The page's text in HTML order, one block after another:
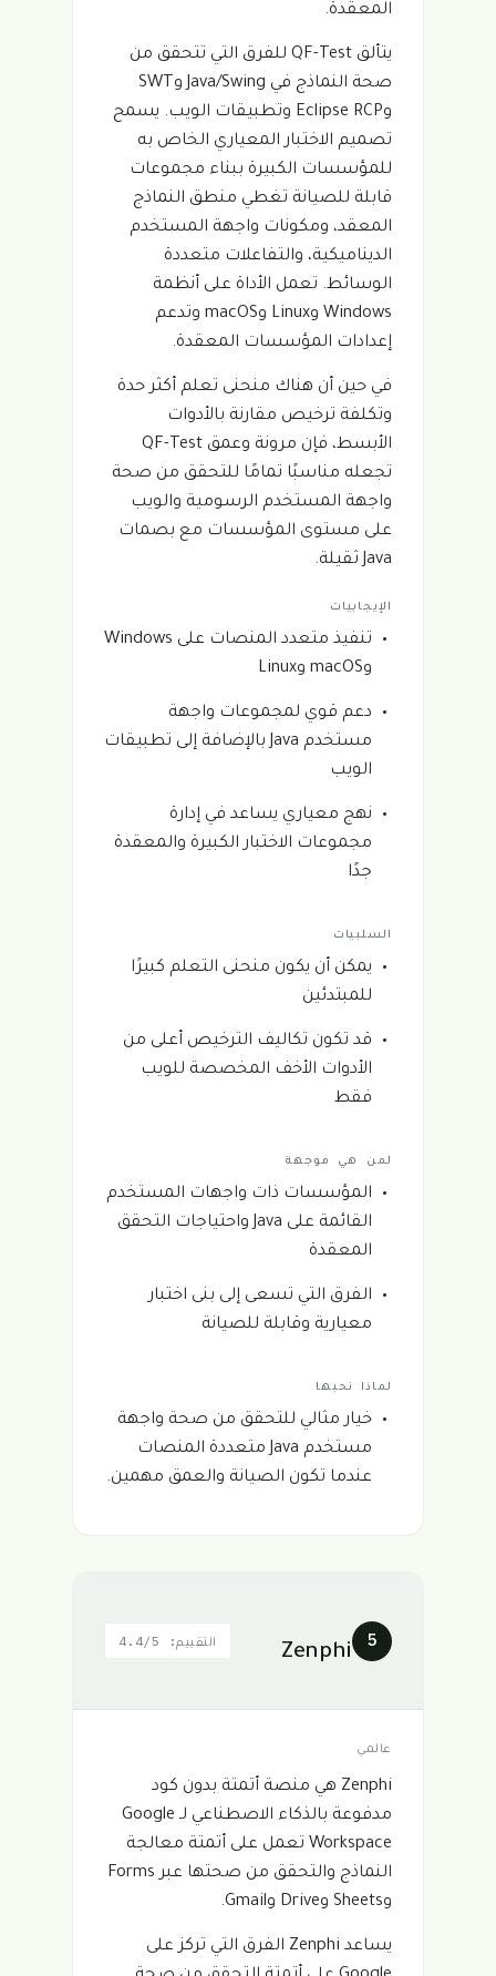
المعقدة.
يتألق QF-Test للفرق التي تتحقق من
صحة النماذج في Java/Swing وSWT
وEclipse RCP وتطبيقات الويب. يسمح
تصميم الاختبار المعياري الخاص به
للمؤسسات الكبيرة ببناء مجموعات
قابلة للصيانة تغطي منطق النماذج
المعقد، ومكونات واجهة المستخدم
الديناميكية، والتفاعلات متعددة
الوسائط. تعمل الأداة على أنظمة
Windows وLinux وmacOS وتدعم
إعدادات المؤسسات المعقدة.
في حين أن هناك منحنى تعلم أكثر حدة
وتكلفة ترخيص مقارنة بالأدوات
الأبسط، فإن مرونة وعمق QF-Test
تجعله مناسبًا تمامًا للتحقق من صحة
واجهة المستخدم الرسومية والويب
على مستوى المؤسسات مع بصمات
Java ثقيلة.
الإيجابيات
تنفيذ متعدد المنصات على Windows
وmacOS وLinux
دعم قوي لمجموعات واجهة
مستخدم Java بالإضافة إلى تطبيقات
الويب
نهج معياري يساعد في إدارة
مجموعات الاختبار الكبيرة والمعقدة
جدًا
السلبيات
يمكن أن يكون منحنى التعلم كبيرًا
للمبتدئين
قد تكون تكاليف الترخيص أعلى من
الأدوات الأخف المخصصة للويب
فقط
لمن هي موجهة
المؤسسات ذات واجهات المستخدم
القائمة على Java واحتياجات التحقق
المعقدة
الفرق التي تسعى إلى بنى اختبار
معيارية وقابلة للصيانة
لماذا نحبها
خيار مثالي للتحقق من صحة واجهة
مستخدم Java متعددة المنصات
عندما تكون الصيانة والعمق مهمين.
5
Zenphi
التقييم: 4.4/5
عالمي
Zenphi هي منصة أتمتة بدون كود
مدفوعة بالذكاء الاصطناعي لـ Google
Workspace تعمل على أتمتة معالجة
النماذج والتحقق من صحتها عبر Forms
وSheets وDrive وGmail.
يساعد Zenphi الفرق التي تركز على